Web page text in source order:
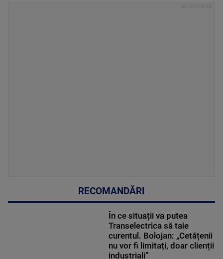
RECOMANDĂRI
În ce situații va putea
Transelectrica să taie
curentul. Bolojan: „Cetățenii
nu vor fi limitați, doar clienții
industriali”